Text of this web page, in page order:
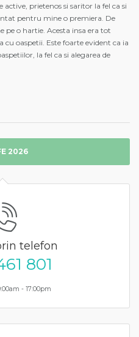
prietenos si saritor la fel ca si
pentru mine o premiera. De
pe o hartie. Acesta insa era tot
oaspetii. Este foarte evident ca ia
la fel ca si alegarea de
2026
telefon
801
- 17:00pm